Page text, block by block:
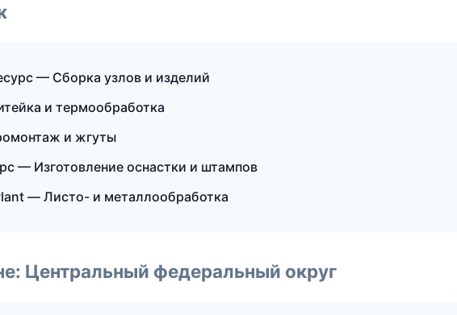
— Сборка узлов и изделий
и термообработка
и жгуты
— Изготовление оснастки и штампов
— Листо- и металлообработка
Центральный федеральный округ